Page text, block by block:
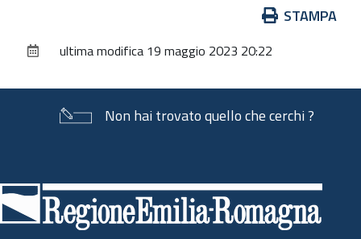
documento
STAMPA
ultima modifica 19 maggio 2023 20:22
Non hai trovato quello che cerchi ?
di
pagina